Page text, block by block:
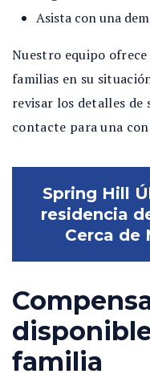
Asista con una
Nuestro equipo
familias en su
revisar los detalles de
contacte para una
Spring Hill
residencia
Cerca de
familia